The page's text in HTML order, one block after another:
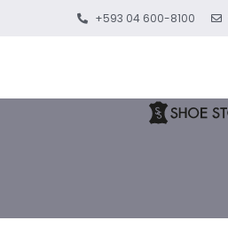
+593 04 600-8100